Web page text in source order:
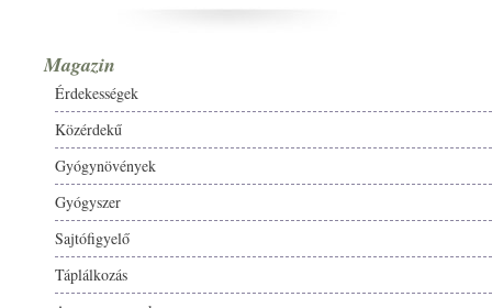
Magazin
Érdekességek
Közérdekű
Gyógynövények
Gyógyszer
Sajtófigyelő
Táplálkozás